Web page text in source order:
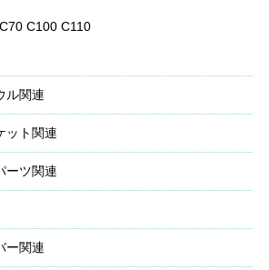
C100 C110
ル関連
ット関連
ツ関連
ー関連